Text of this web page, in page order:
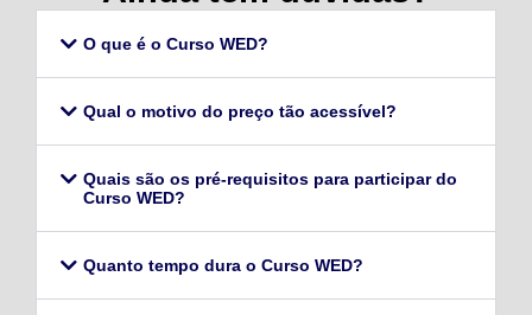
O que é o Curso WED?
Qual o motivo do preço tão acessível?
Quais são os pré-requisitos para participar do
Curso WED?
Quanto tempo dura o Curso WED?